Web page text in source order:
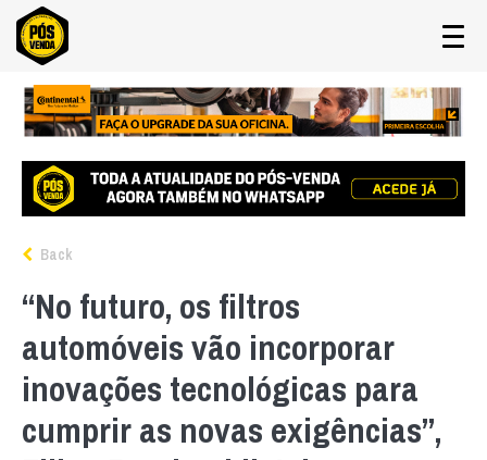
Back
“No futuro, os filtros
automóveis vão incorporar
inovações tecnológicas para
cumprir as novas exigências”,